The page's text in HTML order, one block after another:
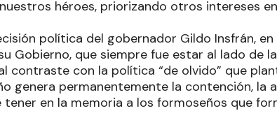
héroes, priorizando otros intereses
política del gobernador Gildo Insfrán,
Gobierno, que siempre fue estar al lado de
contraste con la política “de olvido” que
genera permanentemente la contención, la
en la memoria a los formoseños que